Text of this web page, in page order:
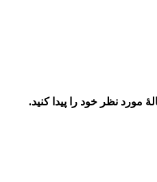
مورد نظر خود را پیدا کنید.